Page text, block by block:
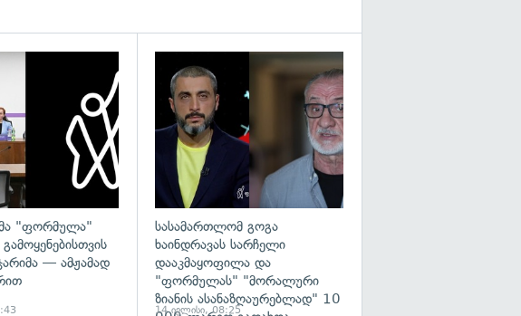
გადახედვა
"ფორმულა"
— ამჟამად
სასამართლომ გოგა
ხაინდრავას სარჩელი
დააკმაყოფილა და
"ფორმულას" "მორალური
ზიანის ასანაზღაურებლად" 10
14 ივლისი, 08:25